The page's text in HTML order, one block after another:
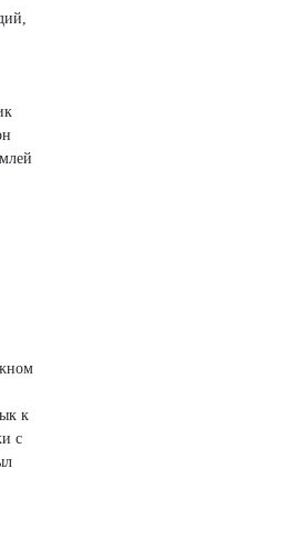
к
с